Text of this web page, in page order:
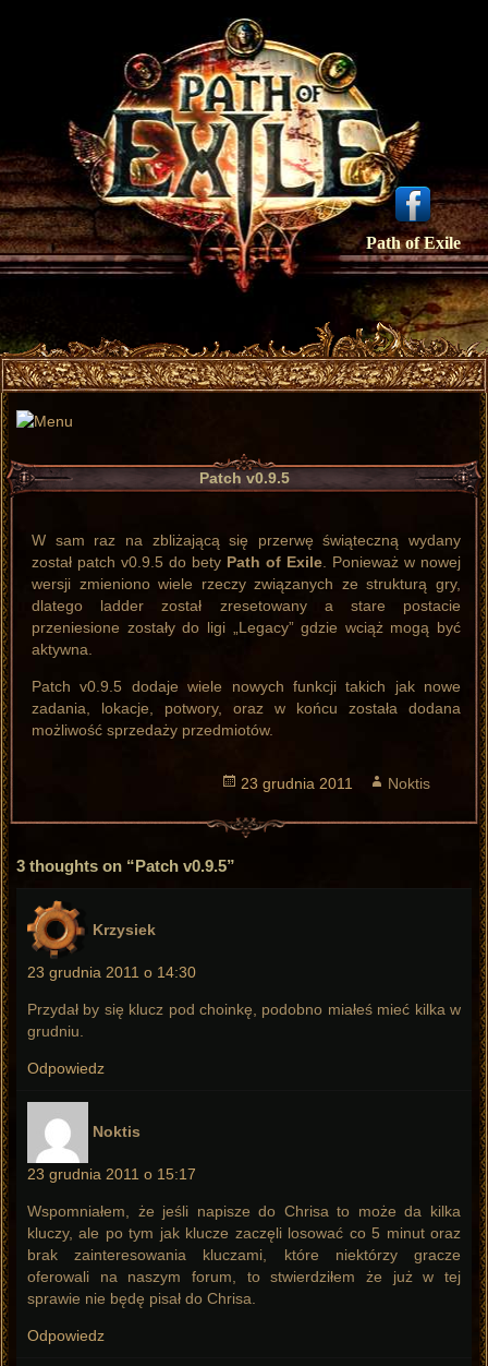
Path of Exile
Patch v0.9.5
W sam raz na zbliżającą się przerwę świąteczną wydany
został patch v0.9.5 do bety Path of Exile. Ponieważ w nowej
wersji zmieniono wiele rzeczy związanych ze strukturą gry,
dlatego ladder został zresetowany a stare postacie
przeniesione zostały do ligi „Legacy” gdzie wciąż mogą być
aktywna.
Patch v0.9.5 dodaje wiele nowych funkcji takich jak nowe
zadania, lokacje, potwory, oraz w końcu została dodana
możliwość sprzedaży przedmiotów.
Opublikowano
23 grudnia 2011 Autor
Noktis
3 thoughts on “Patch v0.9.5”
Krzysiek
23 grudnia 2011 o 14:30
Przydał by się klucz pod choinkę, podobno miałeś mieć kilka w
grudniu.
Odpowiedz
Noktis
23 grudnia 2011 o 15:17
Wspomniałem, że jeśli napisze do Chrisa to może da kilka
kluczy, ale po tym jak klucze zaczęli losować co 5 minut oraz
brak zainteresowania kluczami, które niektórzy gracze
oferowali na naszym forum, to stwierdziłem że już w tej
sprawie nie będę pisał do Chrisa.
Odpowiedz